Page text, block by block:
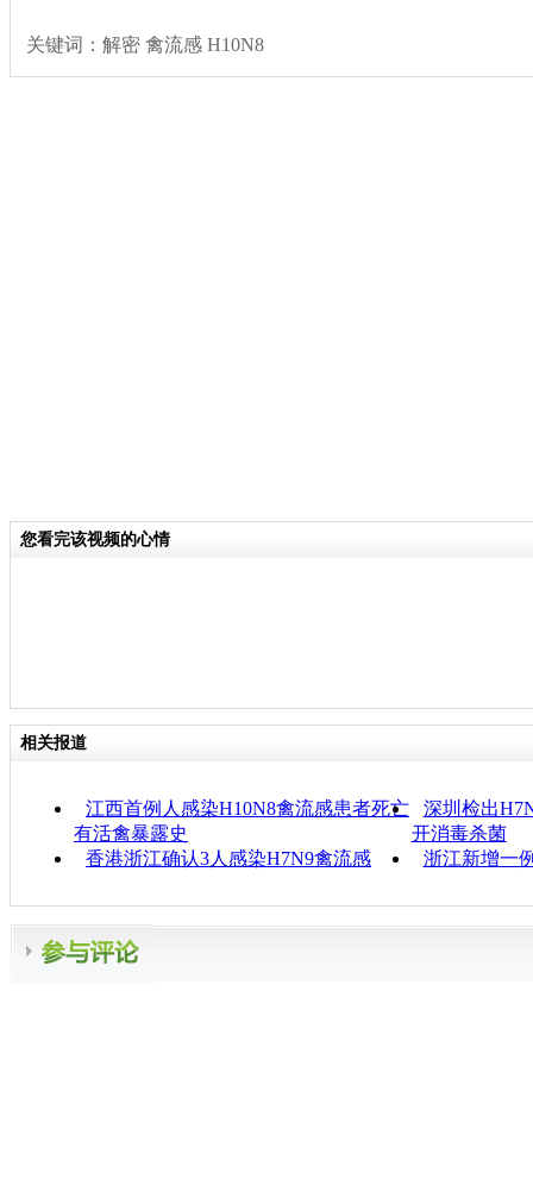
关键词：解密 禽流感 H10N8
您看完该视频的心情
相关报道
江西首例人感染H10N8禽流感患者死亡
有活禽暴露史
深圳检出
开消毒杀菌
香港浙江确认3人感染H7N9禽流感
浙江新增一